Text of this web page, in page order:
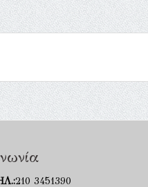
210 3451390